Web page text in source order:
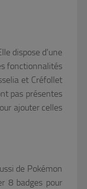
dispose d’une
fonctionnalités
et Créfollet
pas présentes
ajouter celles
de Pokémon
8 badges pour